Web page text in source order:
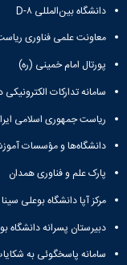
دانشگاه بین‌المللی D-۸
معاونت علمی فناوری
پورتال امام خمینی (ره)
سامانه تدارکات
ریاست جمهوری اسلامی
دانشگاه‌ها و مؤسسات
پارک علم و فناوری همدان
مرکز آپا دانشگاه بوعلی سینا
دبیرستان پسرانه دانشگاه
سامانه پاسخگوئی به